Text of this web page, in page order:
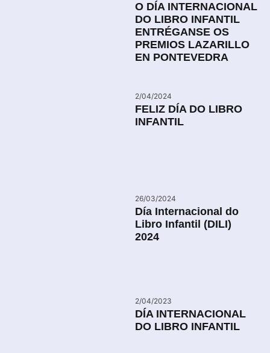
O DÍA INTERNACIONAL
DO LIBRO INFANTIL
ENTRÉGANSE OS
PREMIOS LAZARILLO
EN PONTEVEDRA
2/04/2024
FELIZ DÍA DO LIBRO
INFANTIL
26/03/2024
Día Internacional do
Libro Infantil (DILI)
2024
2/04/2023
DÍA INTERNACIONAL
DO LIBRO INFANTIL